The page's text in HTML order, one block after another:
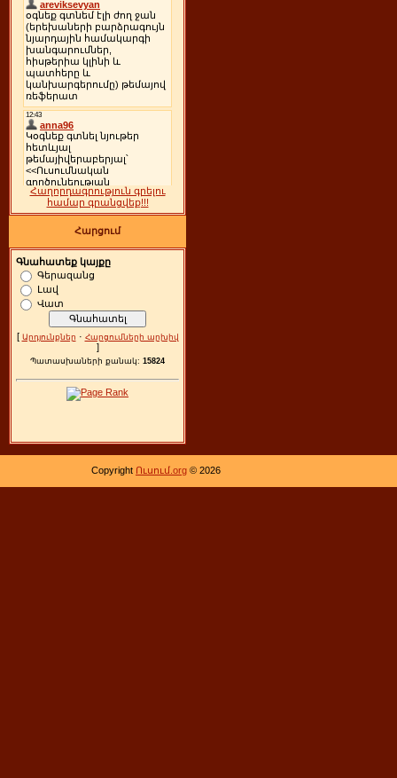
Հաղորդագրություն գրելու
համար գրանցվեք!!!
Հարցում
Գնահատեք կայքը
Գերազանց
Լավ
Վատ
[ Արդյունքներ · Հարցումների արխիվ
]
Պատասխաների քանակ: 15824
Copyright Ուսում.org © 2026